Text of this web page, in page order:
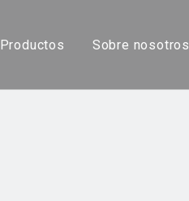
Productos Sobre nosotros